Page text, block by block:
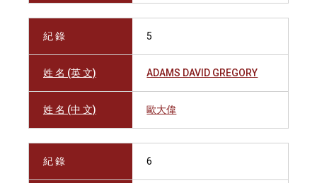
紀 錄 5
姓 名 (英 文) ADAMS DAVID GREGORY
姓 名 (中 文) 歐大偉
紀 錄 6